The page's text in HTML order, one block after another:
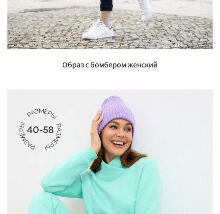
Образ с бомбером женский